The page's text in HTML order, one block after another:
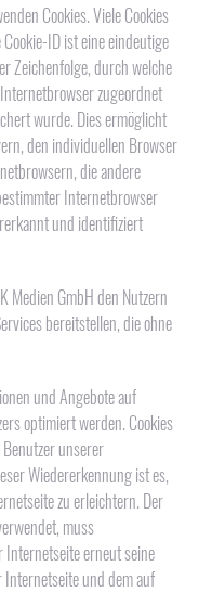
Cookies. Viele Cookies
ID ist eine eindeutige
Zeichenfolge, durch welche
zugeordnet
wurde. Dies ermöglicht
den individuellen Browser
die andere
Internetbrowser
und identifiziert
Medien GmbH den Nutzern
bereitstellen, die ohne
und Angebote auf
optimiert werden. Cookies
unserer
Wiedererkennung ist es,
zu erleichtern. Der
muss
Internetseite erneut seine
und dem auf